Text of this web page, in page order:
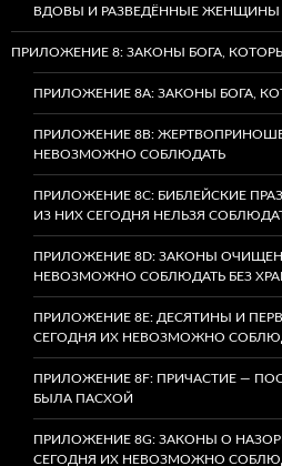
ВДОВЫ И РАЗВЕДЁННЫЕ ЖЕНЩИНЫ
ПРИЛОЖЕНИЕ 8: ЗАКОНЫ БОГА,
ПРИЛОЖЕНИЕ 8A: ЗАКОНЫ БОГА,
ПРИЛОЖЕНИЕ 8B:
НЕВОЗМОЖНО СОБЛЮДАТЬ
ПРИЛОЖЕНИЕ 8C: БИБЛЕЙСКИЕ
ИЗ НИХ СЕГОДНЯ НЕЛЬЗЯ
ПРИЛОЖЕНИЕ 8D: ЗАКОНЫ
НЕВОЗМОЖНО СОБЛЮДАТЬ БЕЗ
ПРИЛОЖЕНИЕ 8E: ДЕСЯТИНЫ И
СЕГОДНЯ ИХ НЕВОЗМОЖНО
ПРИЛОЖЕНИЕ 8F: ПРИЧАСТИЕ —
БЫЛА ПАСХОЙ
ПРИЛОЖЕНИЕ 8G: ЗАКОНЫ О
СЕГОДНЯ ИХ НЕВОЗМОЖНО